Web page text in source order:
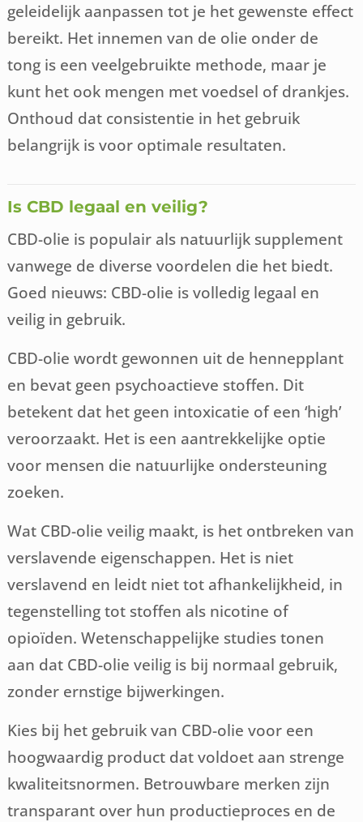
geleidelijk aanpassen tot je het gewenste effect
bereikt. Het innemen van de olie onder de
tong is een veelgebruikte methode, maar je
kunt het ook mengen met voedsel of drankjes.
Onthoud dat consistentie in het gebruik
belangrijk is voor optimale resultaten.
Is CBD legaal en veilig?
CBD-olie is populair als natuurlijk supplement
vanwege de diverse voordelen die het biedt.
Goed nieuws: CBD-olie is volledig legaal en
veilig in gebruik.
CBD-olie wordt gewonnen uit de hennepplant
en bevat geen psychoactieve stoffen. Dit
betekent dat het geen intoxicatie of een ‘high’
veroorzaakt. Het is een aantrekkelijke optie
voor mensen die natuurlijke ondersteuning
zoeken.
Wat CBD-olie veilig maakt, is het ontbreken van
verslavende eigenschappen. Het is niet
verslavend en leidt niet tot afhankelijkheid, in
tegenstelling tot stoffen als nicotine of
opioïden. Wetenschappelijke studies tonen
aan dat CBD-olie veilig is bij normaal gebruik,
zonder ernstige bijwerkingen.
Kies bij het gebruik van CBD-olie voor een
hoogwaardig product dat voldoet aan strenge
kwaliteitsnormen. Betrouwbare merken zijn
transparant over hun productieproces en de